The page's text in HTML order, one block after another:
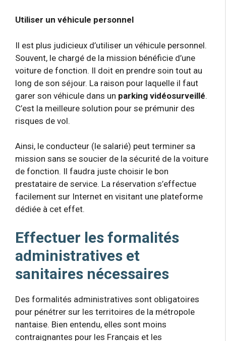
Utiliser un véhicule personnel
Il est plus judicieux d’utiliser un véhicule personnel.
Souvent, le chargé de la mission bénéficie d’une
voiture de fonction. Il doit en prendre soin tout au
long de son séjour. La raison pour laquelle il faut
garer son véhicule dans un parking vidéosurveillé.
C’est la meilleure solution pour se prémunir des
risques de vol.
Ainsi, le conducteur (le salarié) peut terminer sa
mission sans se soucier de la sécurité de la voiture
de fonction. Il faudra juste choisir le bon
prestataire de service. La réservation s’effectue
facilement sur Internet en visitant une plateforme
dédiée à cet effet.
Effectuer les formalités
administratives et
sanitaires nécessaires
Des formalités administratives sont obligatoires
pour pénétrer sur les territoires de la métropole
nantaise. Bien entendu, elles sont moins
contraignantes pour les Français et les